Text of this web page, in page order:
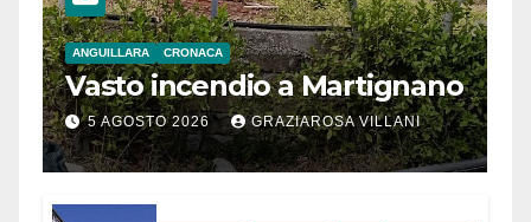
ANGUILLARA CRONACA
Vasto incendio a Martignano
5 AGOSTO 2026 GRAZIAROSA VILLANI